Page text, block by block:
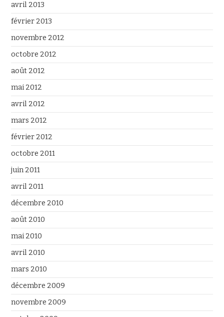
avril 2013
février 2013
novembre 2012
octobre 2012
août 2012
mai 2012
avril 2012
mars 2012
février 2012
octobre 2011
juin 2011
avril 2011
décembre 2010
août 2010
mai 2010
avril 2010
mars 2010
décembre 2009
novembre 2009